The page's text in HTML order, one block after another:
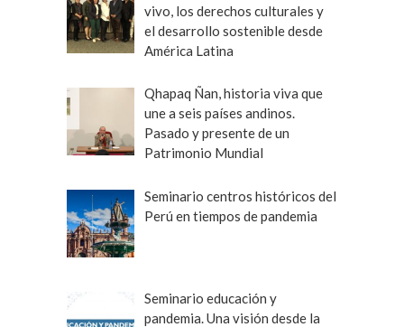
vivo, los derechos culturales y
el desarrollo sostenible desde
América Latina
Qhapaq Ñan, historia viva que
une a seis países andinos.
Pasado y presente de un
Patrimonio Mundial
Seminario centros históricos del
Perú en tiempos de pandemia
Seminario educación y
pandemia. Una visión desde la